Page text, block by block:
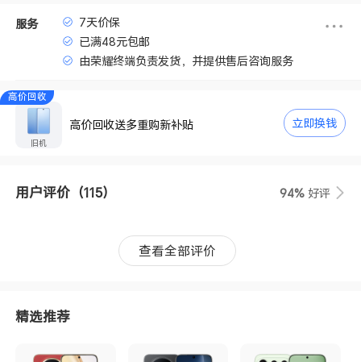
服务
7天价保
已满48元包邮
由荣耀终端负责发货，并提供售后咨询服务
高价回收
旧机
高价回收送多重购新补贴 立即换钱
用户评价 （115） 94% 好评
查看全部评价
精选推荐